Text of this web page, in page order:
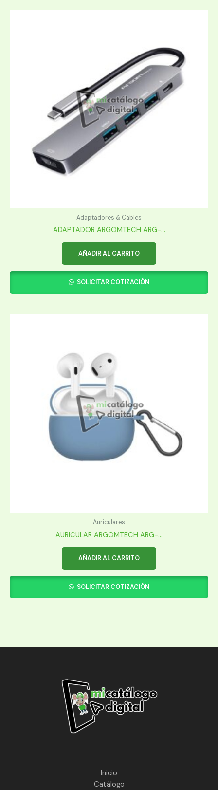
Adaptadores & Cables
ADAPTADOR ARGOMTECH ARG-...
AÑADIR AL CARRITO
SOLICITAR COTIZACIÓN
Auriculares
AURICULAR ARGOMTECH ARG-...
AÑADIR AL CARRITO
SOLICITAR COTIZACIÓN
Inicio
Catálogo